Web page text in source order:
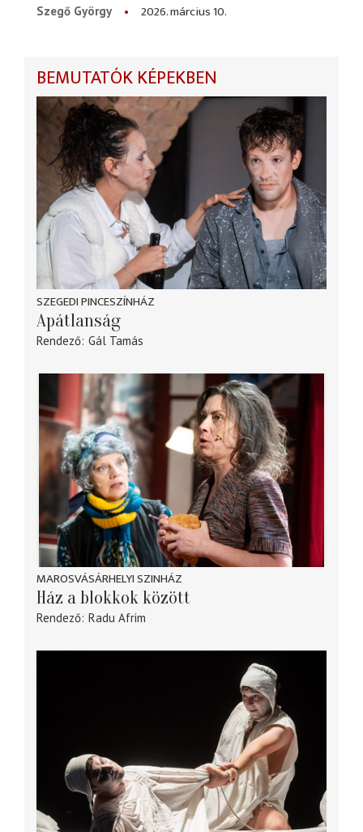
Szegő György
2026. március 10.
BEMUTATÓK KÉPEKBEN
SZEGEDI PINCESZÍNHÁZ
Apátlanság
Rendező Gál Tamás
MAROSVÁSÁRHELYI SZINHÁZ
Ház a blokkok között
Rendező Radu Afrim